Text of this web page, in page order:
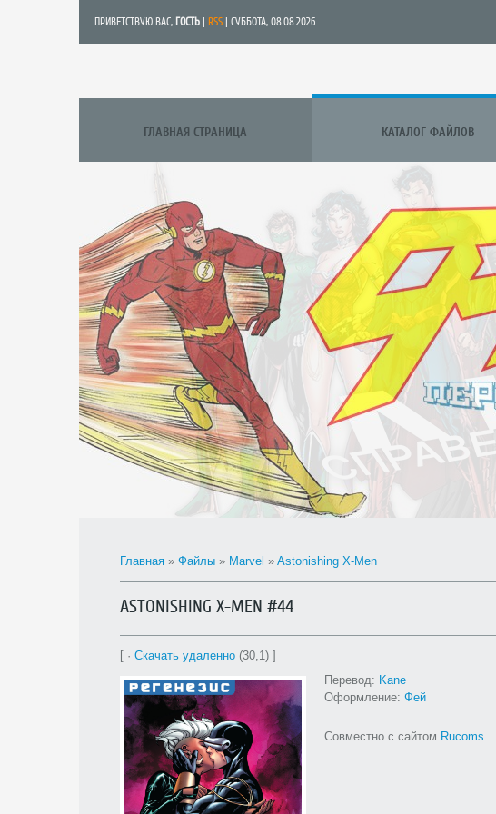
ПРИВЕТСТВУЮ ВАС, ГОСТЬ RSS | СУББОТА, 08.08.2026
ГЛАВНАЯ СТРАНИЦА КАТАЛОГ ФАЙЛОВ
Главная » Файлы » Marvel » Astonishing X-Men
ASTONISHING X-MEN #44
[ · Скачать удаленно (30,1) ]
Перевод: Kane
Оформление: Фей
Совместно с сайтом Rucoms